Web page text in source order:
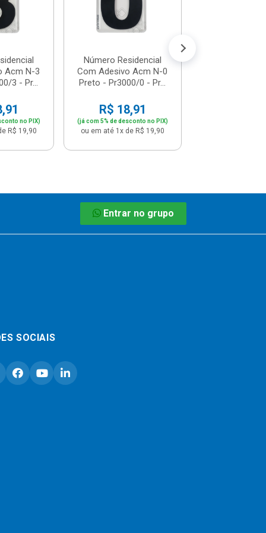
Acm N-3
3 - Pr...
no PIX)
R$ 19,90
Número Residencial
Com Adesivo Acm N-0
Preto - Pr3000/0 - Pr...
R$ 18,91
(já com 5% de desconto no PIX)
ou em até 1x de R$ 19,90
Entrar no grupo
SOCIAIS